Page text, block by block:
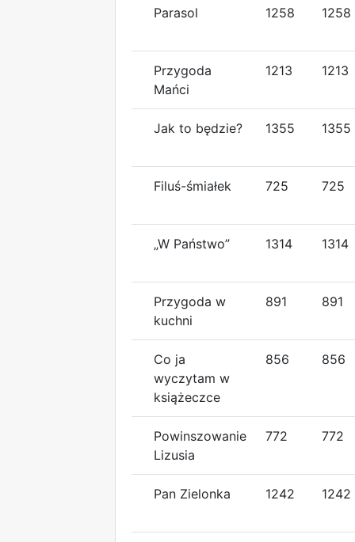
Parasol 1258 1258
Przygoda
Mańci
1213 1213
Jak to będzie? 1355 1355
Filuś-śmiałek 725 725
„W Państwo” 1314 1314
Przygoda w
kuchni
891 891
Co ja
wyczytam w
książeczce
856 856
Powinszowanie
Lizusia
772 772
Pan Zielonka 1242 1242